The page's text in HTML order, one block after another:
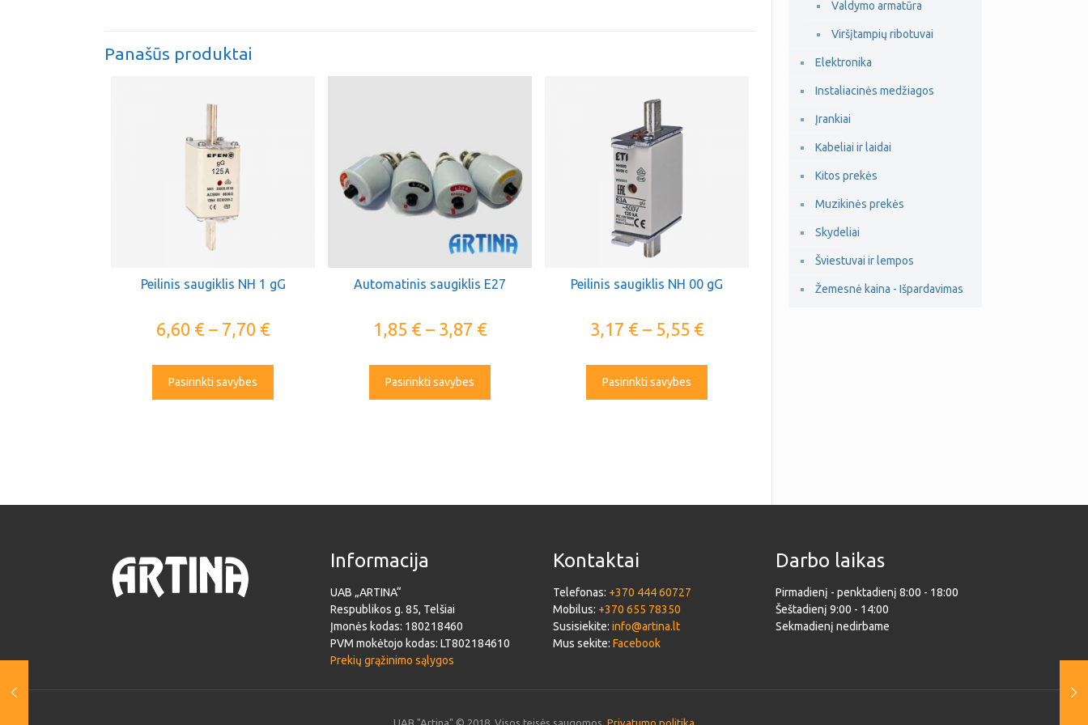
Panašūs produktai
Peilinis saugiklis NH 1 gG
6,60 €– 7,70 €
Pasirinkti savybes
Automatinis saugiklis E27
1,85 €– 3,87 €
Pasirinkti savybes
Peilinis saugiklis NH 00 gG
3,17 €– 5,55 €
Pasirinkti savybes
Valdymo armatūra
Viršįtampių ribotuvai
Elektronika
Instaliacinės medžiagos
Įrankiai
Kabeliai ir laidai
Kitos prekės
Muzikinės prekės
Skydeliai
Šviestuvai ir lempos
Žemesnė kaina - Išpardavimas
Informacija
UAB „ARTINA“
Respublikos g. 85, Telšiai
Įmonės kodas: 180218460
PVM mokėtojo kodas: LT802184610
Prekių grąžinimo sąlygos
Kontaktai
Telefonas: +370 444 60727
Mobilus: +370 655 78350
Susisiekite: info@artina.lt
Mus sekite: Facebook
Darbo laikas
Pirmadienį - penktadienį 8:00 - 18:00
Šeštadienį 9:00 - 14:00
Sekmadienį nedirbame